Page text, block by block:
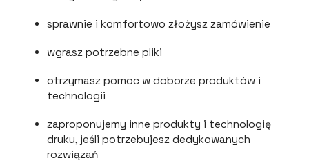
sprawnie i komfortowo złożysz zamówienie
wgrasz potrzebne pliki
otrzymasz pomoc w doborze produktów i
technologii
zaproponujemy inne produkty i technologię
druku, jeśli potrzebujesz dedykowanych
rozwiązań